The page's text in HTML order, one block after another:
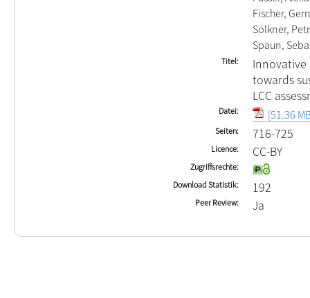
Fischer,
Sölkner,
Spaun,
Titel
towards
LCC
Datei [51.36
Seiten 716-725
Licence CC-BY
Zugriffsrechte
Download Statistik
192
Peer Review Ja